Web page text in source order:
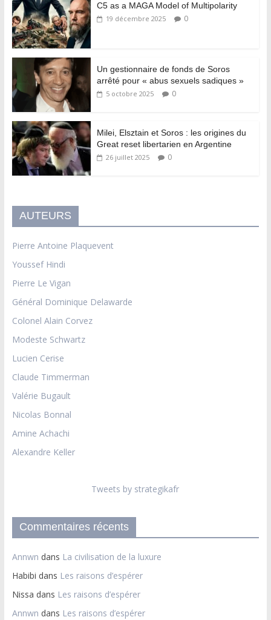
C5 as a MAGA Model of Multipolarity
19 décembre 2025 0
Un gestionnaire de fonds de Soros
arrêté pour « abus sexuels sadiques »
5 octobre 2025 0
Milei, Elsztain et Soros : les origines du
Great reset libertarien en Argentine
26 juillet 2025 0
AUTEURS
Pierre Antoine Plaquevent
Youssef Hindi
Pierre Le Vigan
Général Dominique Delawarde
Colonel Alain Corvez
Modeste Schwartz
Lucien Cerise
Claude Timmerman
Valérie Bugault
Nicolas Bonnal
Amine Achachi
Alexandre Keller
Tweets by strategikafr
Commentaires récents
Annwn dans La civilisation de la luxure
Habibi dans Les raisons d’espérer
Nissa dans Les raisons d’espérer
Annwn dans Les raisons d’espérer